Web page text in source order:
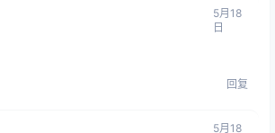
5月18
日
回复
5月18